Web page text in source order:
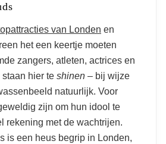
van Londen en
het een keertje moeten
zangers, atleten, actrices en
staan hier te shinen – bij wijze
natuurlijk. Voor
zijn om hun idool te
rekening met de wachtrijen.
is een heus begrip in Londen,